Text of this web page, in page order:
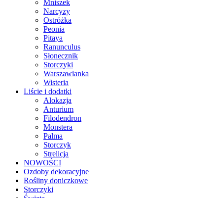
Mniszek
Narcyzy
Ostróżka
Peonia
Pitaya
Ranunculus
Słonecznik
Storczyki
Warszawianka
Wisteria
Liście i dodatki
Alokazja
Anturium
Filodendron
Monstera
Palma
Storczyk
Strelicja
NOWOŚCI
Ozdoby dekoracyjne
Rośliny doniczkowe
Storczyki